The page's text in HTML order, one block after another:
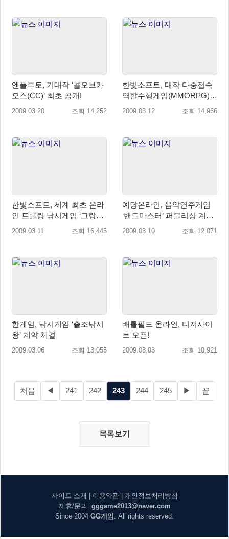
엔플루토, 기대작 ‘콜오브카
오스(CC)’ 최초 공개!
2009.03.20 조회 14,252
한빛소프트, 대작 다중접속
역할수행게임(MMORPG)
‘삼국지천’ 퍼블리싱 계약
2009.03.12 조회 14,966
한빛소프트, 세계 최초 온라
인 트롤링 낚시게임 ‘그랑메
르’ 퍼블리싱
2009.03.11 조회 16,445
예당온라인, 음악연주게임
‘밴드마스터’ 퍼블리싱 계약
체결
2009.03.10 조회 12,071
한게임, 낚시게임 ‘출조낚시
왕’ 계약 체결
2009.03.06 조회 13,055
배틀필드 온라인, 티저사이
트 오픈!
2009.03.03 조회 10,921
처음 ◀ 241 242 243 244 245 ▶ 끝
목록보기
사이트 소개 이용약관| 개인정보처리방침
제휴/문의: gggame2013@naver.com
Since 2004 GG게임 . All rights reserved.